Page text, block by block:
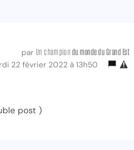
par Un champion du monde du Grand Est
22 février 2022 à 13h50
post )